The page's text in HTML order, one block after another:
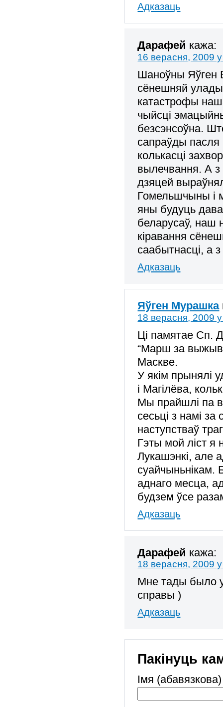
Адказаць
Дарафей кажа:
16 верасня, 2009
Шаноўны Яўген
сёнешняй улады
катастрофы
чыйсці
безсэнсоўна.
сапраўды
колькасці
вылечвання. А з
дзяцей
Гомельшчыны і
яны будуць
беларусаў, наш
кіравання
саабытнасці, а
Адказаць
Яўген Мурашка
18 верасня, 2009
Ці памятае Сп.
“Марш за
Маскве.
У якім прынялі
і Магілёва,
Мы прайшлі па
сесьці з намі
наступстваў
Гэты мой ліст я
Лукашэнкі, але
суайчыньнікам.
аднаго месца,
будзем ўсе
Адказаць
Дарафей кажа:
18 верасня, 2009
Мне тады было
справы )
Адказаць
Пакінуць
Імя (абавязкова)